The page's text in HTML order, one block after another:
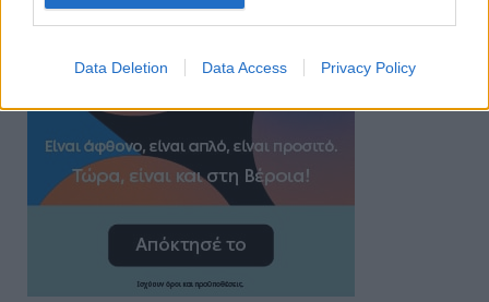
Data Deletion Data Access Privacy Policy